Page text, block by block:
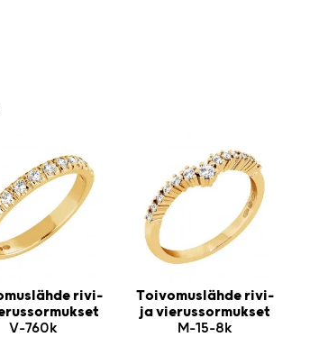
rivi-
V-760k
Toivomuslähde rivi-
ja vierussormukset
M-15-8k